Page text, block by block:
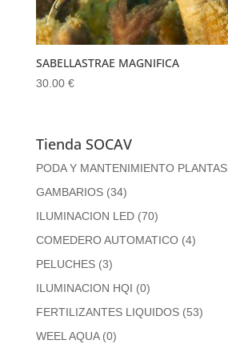
SABELLASTRAE MAGNIFICA
30.00 €
Tienda SOCAV
PODA Y MANTENIMIENTO PLANTAS
GAMBARIOS (34)
ILUMINACION LED (70)
COMEDERO AUTOMATICO (4)
PELUCHES (3)
ILUMINACION HQI (0)
FERTILIZANTES LIQUIDOS (53)
WEEL AQUA (0)